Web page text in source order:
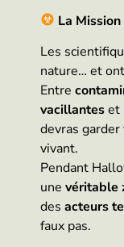
La
Les
nature… et
Entre
vacillanteset
devras
vivant.
Pendant
une véritable
des acteurs
faux pas.